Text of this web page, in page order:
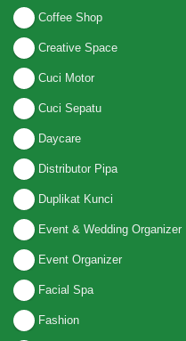
Coffee Shop
Creative Space
Cuci Motor
Cuci Sepatu
Daycare
Distributor Pipa
Duplikat Kunci
Event & Wedding Organizer
Event Organizer
Facial Spa
Fashion